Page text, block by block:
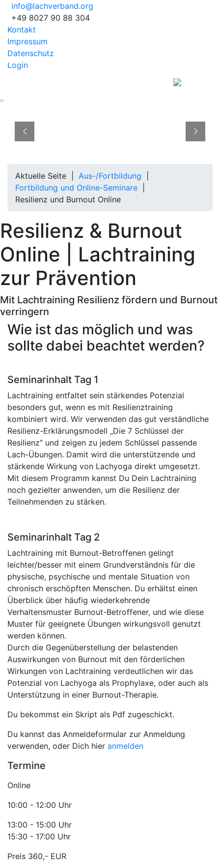
info@lachverband.org
+49 8027 90 88 304
Kontakt
Impressum
Datenschutz
Login
Aktuelle Seite | Aus-/Fortbildung
Fortbildung und Online-Seminare
Resilienz und Burnout Online
Resilienz & Burnout
Online | Lachtraining
zur Prävention
Mit Lachtraining Resilienz fördern und Burnout
verringern
Wie ist das möglich und was
sollte dabei beachtet werden?
Seminarinhalt Tag 1
Lachtraining entfaltet sein stärkendes Potenzial
besonders gut, wenn es mit Resilienztraining
kombiniert wird. Wir verwenden das gut verständliche
Resilienz-Erklärungsmodell „Die 7 Schlüssel der
Resilienz“ und zeigen zu jedem Schlüssel passende
Lach-Übungen. Damit wird die unterstützende und
stärkende Wirkung von Lachyoga direkt umgesetzt.
Mit diesem Programm kannst Du Dein Lachtraining
noch gezielter anwenden, um die Resilienz der
Teilnehmenden zu stärken.
Seminarinhalt Tag 2
Lachtraining mit Burnout-Betroffenen gelingt
leichter/besser mit einem Grundverständnis für die
physische, psychische und mentale Situation von
chronisch erschöpften Menschen. Du erhältst einen
Überblick über häufig wiederkehrende
Verhaltensmuster Burnout-Betroffener, und wie diese
Muster für geeignete Übungen wirkungsvoll genutzt
werden können.
Durch die Gegenüberstellung der belastenden
Auswirkungen von Burnout mit den förderlichen
Wirkungen von Lachtraining verdeutlichen wir das
Potenzial von Lachyoga als Prophylaxe, oder auch als
Unterstützung in einer Burnout-Therapie.
Du bekommst ein Skript als Pdf zugeschickt.
Du kannst das Anmeldeformular zur Anmeldung
verwenden, oder Dich hier anmelden
Termine
Online
10:00 - 12:00 Uhr
13:00 - 15:00 Uhr
15:30 - 17:00 Uhr
Preis 360,- EUR